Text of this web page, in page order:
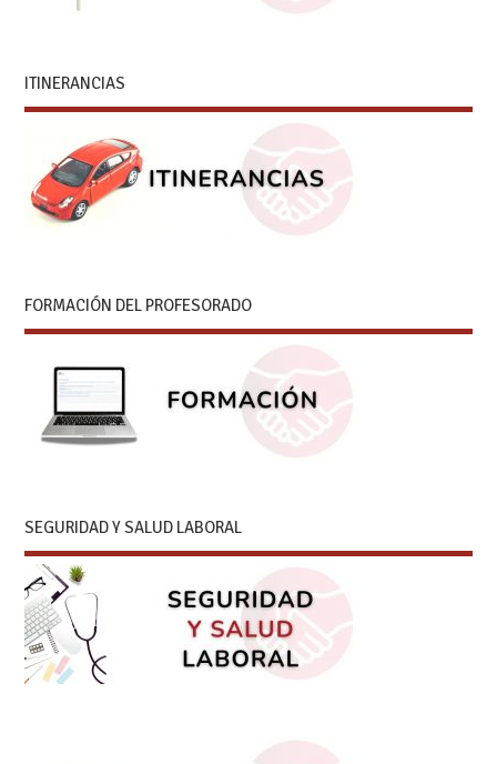
ITINERANCIAS
FORMACIÓN DEL PROFESORADO
SEGURIDAD Y SALUD LABORAL